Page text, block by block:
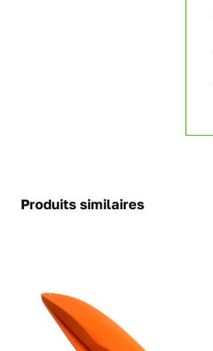
Produits similaires